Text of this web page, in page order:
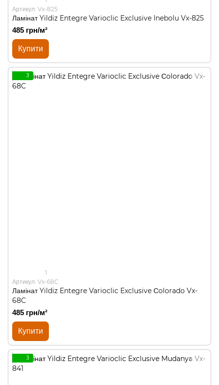
Артикул: Vx-825
Ламінат Yildiz Entegre Varioclic Exclusive Inebolu Vx-825
485 грн/м²
Купити
3
1
Артикул: Vx-68C
Ламінат Yildiz Entegre Varioclic Exclusive Сolorado Vx-
68C
485 грн/м²
Купити
3